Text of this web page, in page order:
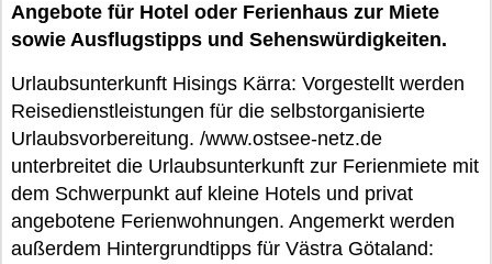
Angebote für Hotel oder Ferienhaus zur Miete
sowie Ausflugstipps und Sehenswürdigkeiten.
Urlaubsunterkunft Hisings Kärra: Vorgestellt werden
Reisedienstleistungen für die selbstorganisierte
Urlaubsvorbereitung. /www.ostsee-netz.de
unterbreitet die Urlaubsunterkunft zur Ferienmiete mit
dem Schwerpunkt auf kleine Hotels und privat
angebotene Ferienwohnungen. Angemerkt werden
außerdem Hintergrundtipps für Västra Götaland: